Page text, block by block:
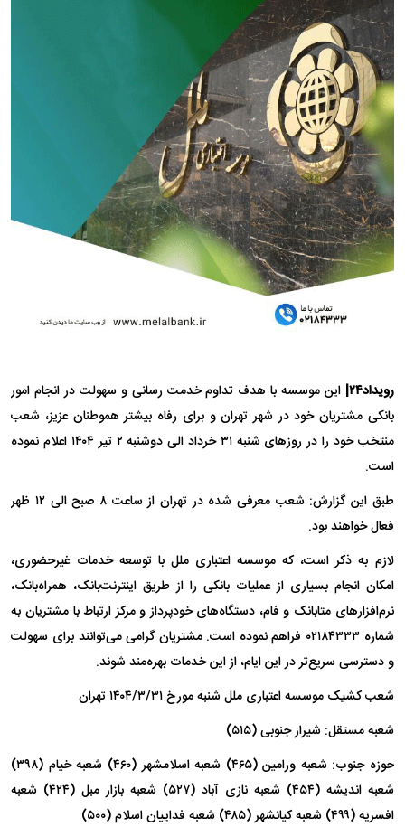
رویداد۲۴|
این موسسه با هدف تداوم خدمت رسانی و سهولت در انجام امور
بانکی مشتریان خود در شهر تهران و برای رفاه بیشتر هموطنان عزیز، شعب
منتخب خود را در روز‌های شنبه ۳۱ خرداد الی دوشنبه ۲ تیر ۱۴۰۴ اعلام نموده
است.
طبق این گزارش: شعب معرفی شده در تهران از ساعت ۸ صبح الی ۱۲ ظهر
فعال خواهند بود.
لازم به ذکر است، که موسسه اعتباری ملل با توسعه خدمات غیرحضوری،
امکان انجام بسیاری از عملیات بانکی را از طریق اینترنت‌بانک، همراه‌بانک،
نرم‌افزار‌های متابانک و فام، دستگاه‌های خودپرداز و مرکز ارتباط با مشتریان به
شماره ۰۲۱۸۴۳۳۳ فراهم نموده است. مشتریان گرامی می‌توانند برای سهولت
و دسترسی سریع‌تر در این ایام، از این خدمات بهره‌مند شوند.
شعب کشیک موسسه اعتباری ملل شنبه مورخ ۱۴۰۴/۳/۳۱ تهران
شعبه مستقل: شیراز جنوبی (۵۱۵)
حوزه جنوب: شعبه ورامین (۴۶۵) شعبه اسلامشهر (۴۶۰) شعبه خیام (۳۹۸)
شعبه اندیشه (۴۵۴) شعبه نازی آباد (۵۲۷) شعبه بازار مبل (۴۲۴) شعبه
افسریه (۴۹۹) شعبه کیانشهر (۴۸۵) شعبه فداییان اسلام (۵۰۰)